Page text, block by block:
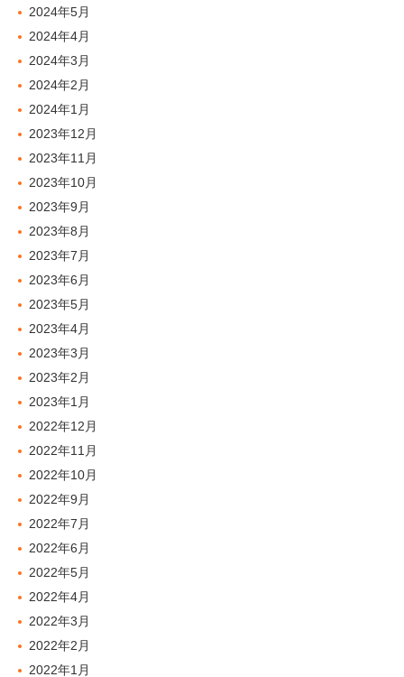
2024年5月
2024年4月
2024年3月
2024年2月
2024年1月
2023年12月
2023年11月
2023年10月
2023年9月
2023年8月
2023年7月
2023年6月
2023年5月
2023年4月
2023年3月
2023年2月
2023年1月
2022年12月
2022年11月
2022年10月
2022年9月
2022年7月
2022年6月
2022年5月
2022年4月
2022年3月
2022年2月
2022年1月